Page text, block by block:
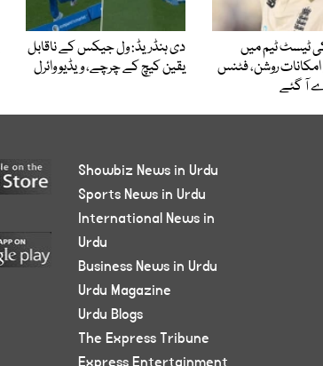
ٹیسٹ ٹیم میں
روشن، فٹنس
آ گئے
دی ہنڈریڈ: ول جیکس کے ناقابل
یقین کیچ کے چرچے، ویڈیو وائرل
Showbiz News in Urdu
Sports News in Urdu
International News in
Urdu
Business News in Urdu
Urdu Magazine
Urdu Blogs
The Express Tribune